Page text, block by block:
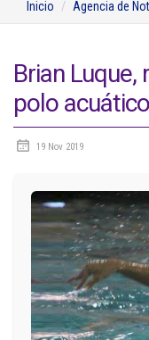
Inicio Agencia de
Brian
polo acuático
19 Nov 2019